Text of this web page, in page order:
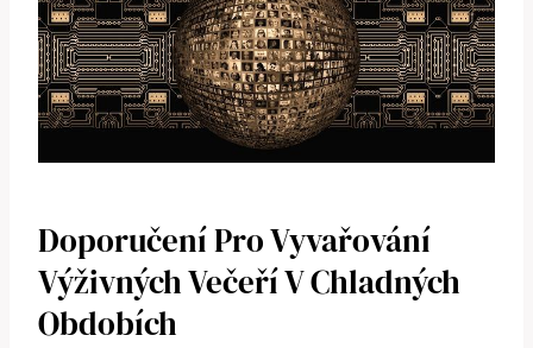
Doporučení Pro Vyvařování
Výživných Večeří V Chladných
Obdobích